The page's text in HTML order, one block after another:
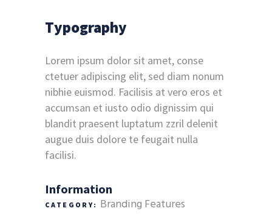
Typography
Lorem ipsum dolor sit amet, conse
ctetuer adipiscing elit, sed diam nonum
nibhie euismod. Facilisis at vero eros et
accumsan et iusto odio dignissim qui
blandit praesent luptatum zzril delenit
augue duis dolore te feugait nulla
facilisi.
Information
CATEGORY: Branding Features